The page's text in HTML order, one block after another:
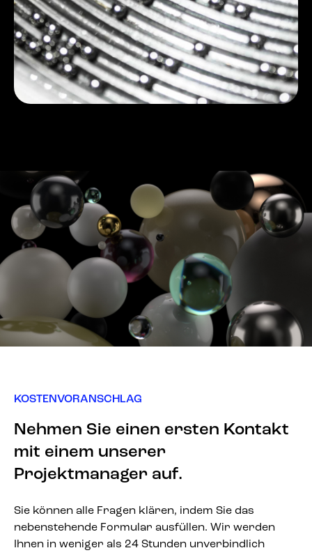
KOSTENVORANSCHLAG
Nehmen Sie einen ersten Kontakt
mit einem unserer
Projektmanager auf.
Sie können alle Fragen klären, indem Sie das
nebenstehende Formular ausfüllen. Wir werden
Ihnen in weniger als 24 Stunden unverbindlich